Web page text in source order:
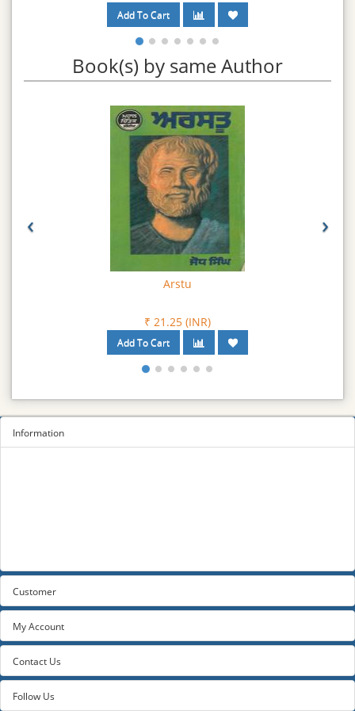
Book(s) by same Author
Guru Arjun Dev : Shahidi Ate Rachna
₹ 162.00 (INR)
‹ ›
Information
Customer
My Account
Contact Us
Follow Us